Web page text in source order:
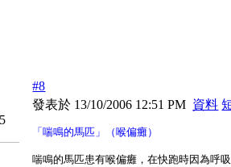
#8
發表於 13/10/2006 12:51 PM 資料
「喘鳴的馬匹」（喉偏癱）
喘鳴的馬匹患有喉偏癱，在快跑時因為呼